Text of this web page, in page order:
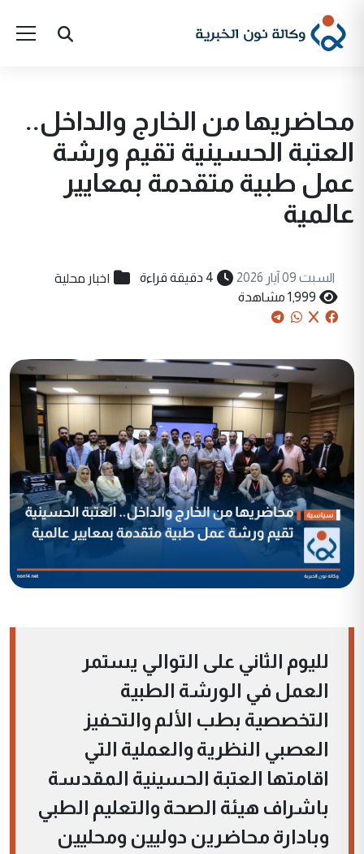
محاضريها من الخارج والداخل..
العتبة الحسينية تقيم ورشة
عمل طبية متقدمة بمعايير
عالمية
السبت 09 آيار 2026 4 دقيقة قراءة اخبار محلية
1,999 مشاهدة
لليوم الثاني على التوالي يستمر
العمل في الورشة الطبية
التخصصية بطب الألم والتحفيز
العصبي النظرية والعملية التي
اقامتها العتبة الحسينية المقدسة
باشراف هيئة الصحة والتعليم الطبي
وبادارة محاضرين دوليين ومحليين